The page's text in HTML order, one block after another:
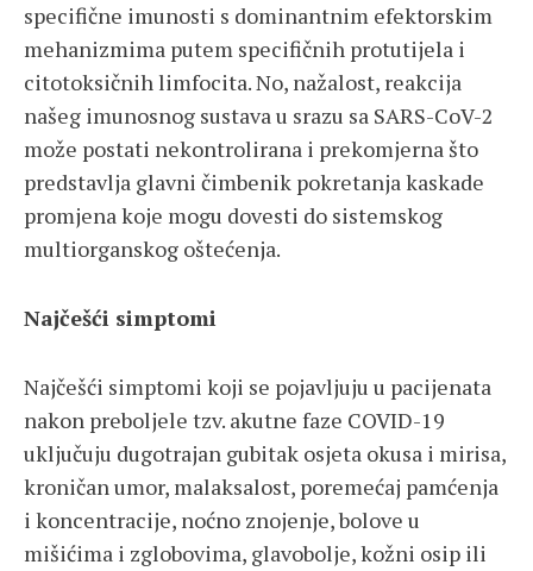
specifične imunosti s dominantnim efektorskim
mehanizmima putem specifičnih protutijela i
citotoksičnih limfocita. No, nažalost, reakcija
našeg imunosnog sustava u srazu sa SARS-CoV-2
može postati nekontrolirana i prekomjerna što
predstavlja glavni čimbenik pokretanja kaskade
promjena koje mogu dovesti do sistemskog
multiorganskog oštećenja.
Najčešći simptomi
Najčešći simptomi koji se pojavljuju u pacijenata
nakon preboljele tzv. akutne faze COVID-19
uključuju dugotrajan gubitak osjeta okusa i mirisa,
kroničan umor, malaksalost, poremećaj pamćenja
i koncentracije, noćno znojenje, bolove u
mišićima i zglobovima, glavobolje, kožni osip ili